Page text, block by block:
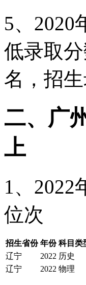
5、2020
低录取
名，招
二、广
上
1、2022
位次
招生省份 年份 科目类
辽宁
2022 历史
辽宁
2022 物理